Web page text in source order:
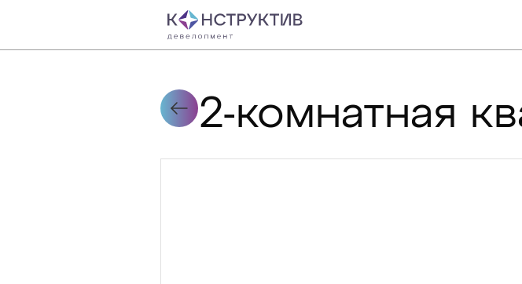
2-комнатная